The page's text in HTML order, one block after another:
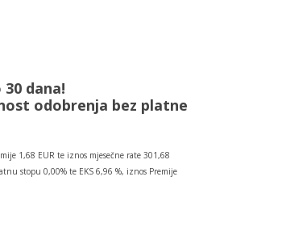
dana!
odobrenja bez platne
1,68 EUR te iznos mjesečne rate 301,68
stopu 0,00% te EKS 6,96 %, iznos Premije